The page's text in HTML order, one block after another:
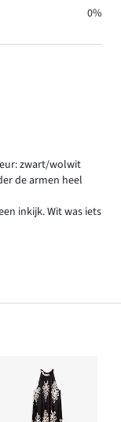
zwart/wolwit
de armen heel
inkijk. Wit was iets
0%